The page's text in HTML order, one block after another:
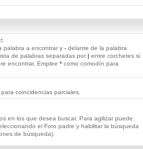
a encontrar y -delante de la palabra
de palabras separadas por | entre corchetes si
encontrar. Emplee *como comodín para
coincidencias parciales.
en los que desea buscar. Para agilizar puede
el Foro padre y habilitar la búsqueda
de búsqueda).